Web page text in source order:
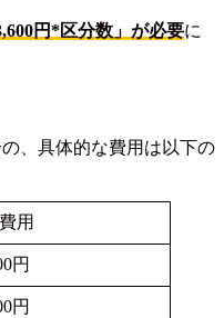
円*区分数」が必要に
、具体的な費用は以下の
用
円
円